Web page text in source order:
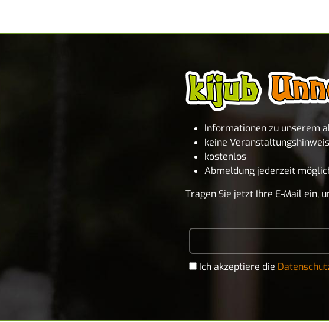
Informationen zu unserem
keine
kostenlos
Abmeldung jederzeit
Tragen Sie jetzt Ihre E-Mail ein,
Ich akzeptiere die